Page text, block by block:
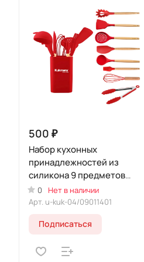
500 ₽
Набор кухонных
принадлежностей из
силикона 9 предметов
Красный (Уцененный товар)
0
Нет в наличии
Арт. u-kuk-04/09011401
Подписаться